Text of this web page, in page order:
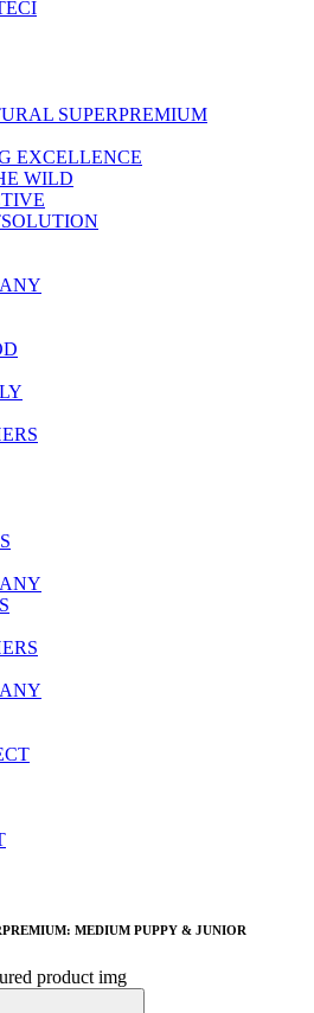
SUPERPREMIUM
EXCELLENCE
WILD
MEDIUM PUPPY & JUNIOR